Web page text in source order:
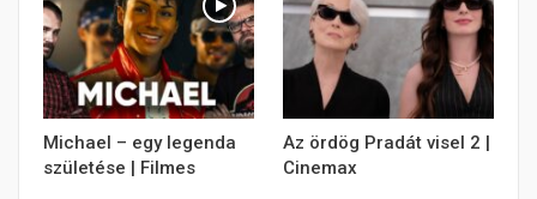
Michael – egy legenda
születése | Filmes
Az ördög Pradát visel 2 |
Cinemax